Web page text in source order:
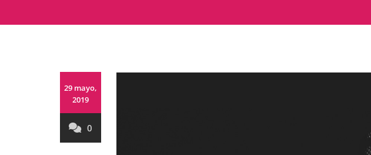
29 mayo,
2019
0